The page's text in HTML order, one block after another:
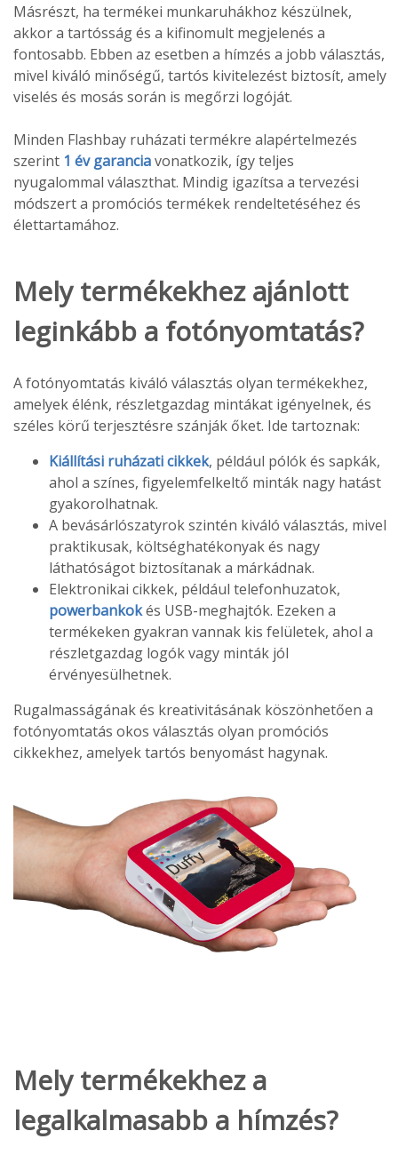
Másrészt, ha termékei munkaruhákhoz készülnek,
akkor a tartósság és a kifinomult megjelenés a
fontosabb. Ebben az esetben a hímzés a jobb választás,
mivel kiváló minőségű, tartós kivitelezést biztosít, amely
viselés és mosás során is megőrzi logóját.
Minden Flashbay ruházati termékre alapértelmezés
szerint 1 év garanciavonatkozik, így teljes
nyugalommal választhat. Mindig igazítsa a tervezési
módszert a promóciós termékek rendeltetéséhez és
élettartamához.
Mely termékekhez ajánlott
leginkább a fotónyomtatás?
A fotónyomtatás kiváló választás olyan termékekhez,
amelyek élénk, részletgazdag mintákat igényelnek, és
széles körű terjesztésre szánják őket. Ide tartoznak:
Kiállítási ruházati cikkek, például pólók és sapkák,
ahol a színes, figyelemfelkeltő minták nagy hatást
gyakorolhatnak.
A bevásárlószatyrok szintén kiváló választás, mivel
praktikusak, költséghatékonyak és nagy
láthatóságot biztosítanak a márkádnak.
Elektronikai cikkek, például telefonhuzatok,
powerbankokés USB-meghajtók. Ezeken a
termékeken gyakran vannak kis felületek, ahol a
részletgazdag logók vagy minták jól
érvényesülhetnek.
Rugalmasságának és kreativitásának köszönhetően a
fotónyomtatás okos választás olyan promóciós
cikkekhez, amelyek tartós benyomást hagynak.
Mely termékekhez a
legalkalmasabb a hímzés?